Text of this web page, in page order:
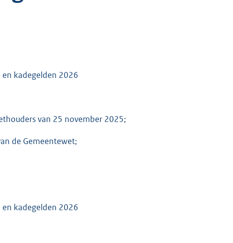
kadegelden 2026
van 25 november 2025;
de Gemeentewet;
kadegelden 2026